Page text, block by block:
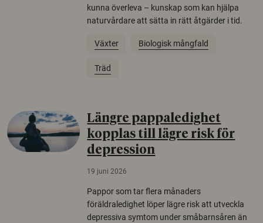
kunna överleva – kunskap som kan hjälpa
naturvårdare att sätta in rätt åtgärder i tid.
Växter Biologisk mångfald
Träd
Längre pappaledighet
kopplas till lägre risk för
depression
19 juni 2026
Pappor som tar flera månaders
föräldraledighet löper lägre risk att utveckla
depressiva symtom under småbarnsåren än